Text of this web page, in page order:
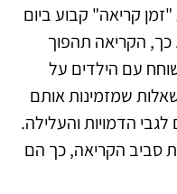
קריאה" קבוע ביום
הקריאה תהפוך
עם הילדים על
שמזמינות אותם
הדמויות והעלילה.
סביב הקריאה, כך הם